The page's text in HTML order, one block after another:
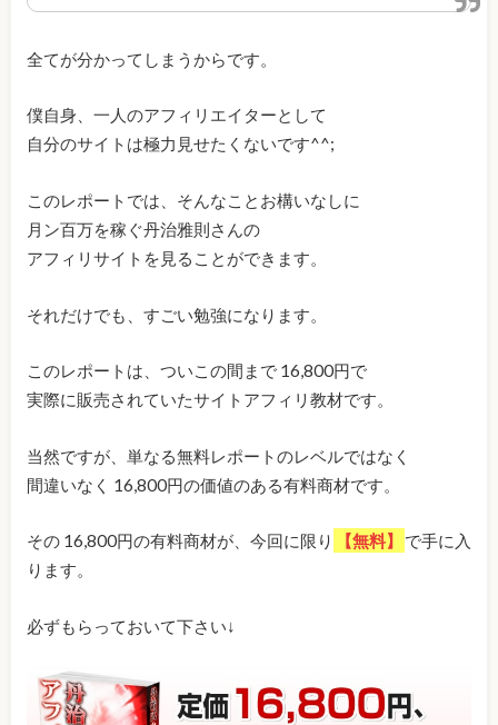
全てが分かってしまうからです。
僕自身、一人のアフィリエイターとして
自分のサイトは極力見せたくないです^^;
このレポートでは、そんなことお構いなしに
月ン百万を稼ぐ丹治雅則さんの
アフィリサイトを見ることができます。
それだけでも、すごい勉強になります。
このレポートは、ついこの間まで 16,800円で
実際に販売されていたサイトアフィリ教材です。
当然ですが、単なる無料レポートのレベルではなく
間違いなく 16,800円の価値のある有料商材です。
その 16,800円の有料商材が、今回に限り 【無料】
で手に入
ります。
必ずもらっておいて下さい↓